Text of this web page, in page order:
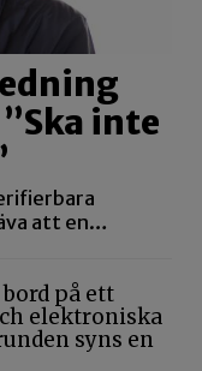
inte
att en…